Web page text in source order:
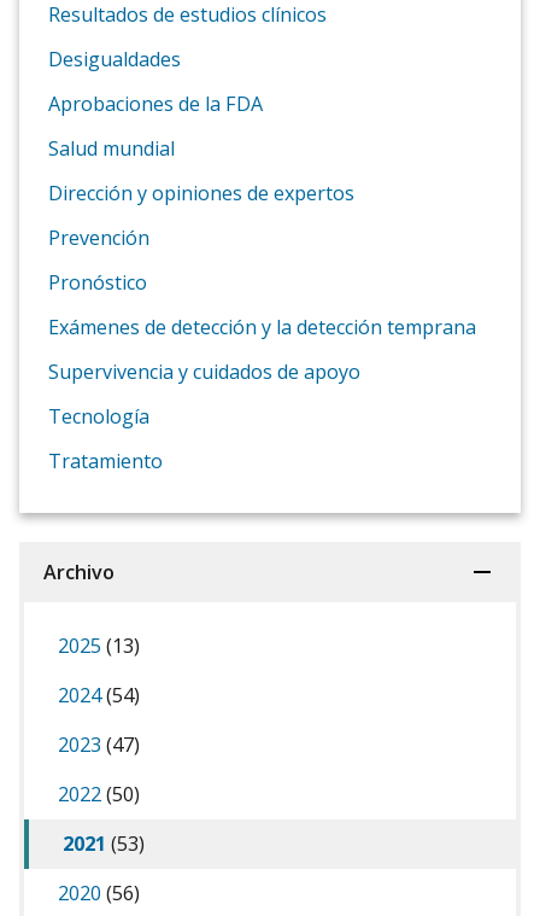
Resultados de estudios clínicos
Desigualdades
Aprobaciones de la FDA
Salud mundial
Dirección y opiniones de expertos
Prevención
Pronóstico
Exámenes de detección y la detección temprana
Supervivencia y cuidados de apoyo
Tecnología
Tratamiento
Archivo
2025 (13)
2024(54)
2023 (47)
2022(50)
2021 (53)
2020 (56)